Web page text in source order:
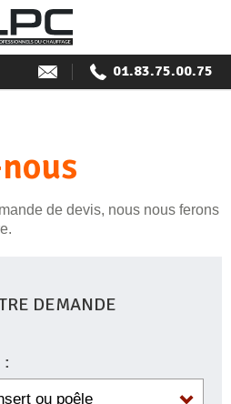
01.83.75.00.75
de devis, nous nous ferons
DEMANDE
: